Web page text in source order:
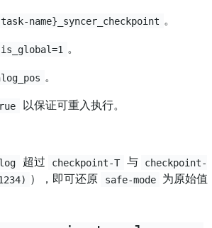
name}_syncer_checkpoint 。
is_global=1 。
。
以保证可重入执行。
超过 checkpoint-T 与
checkpoint-
），即可还原 safe-mode
为原始值